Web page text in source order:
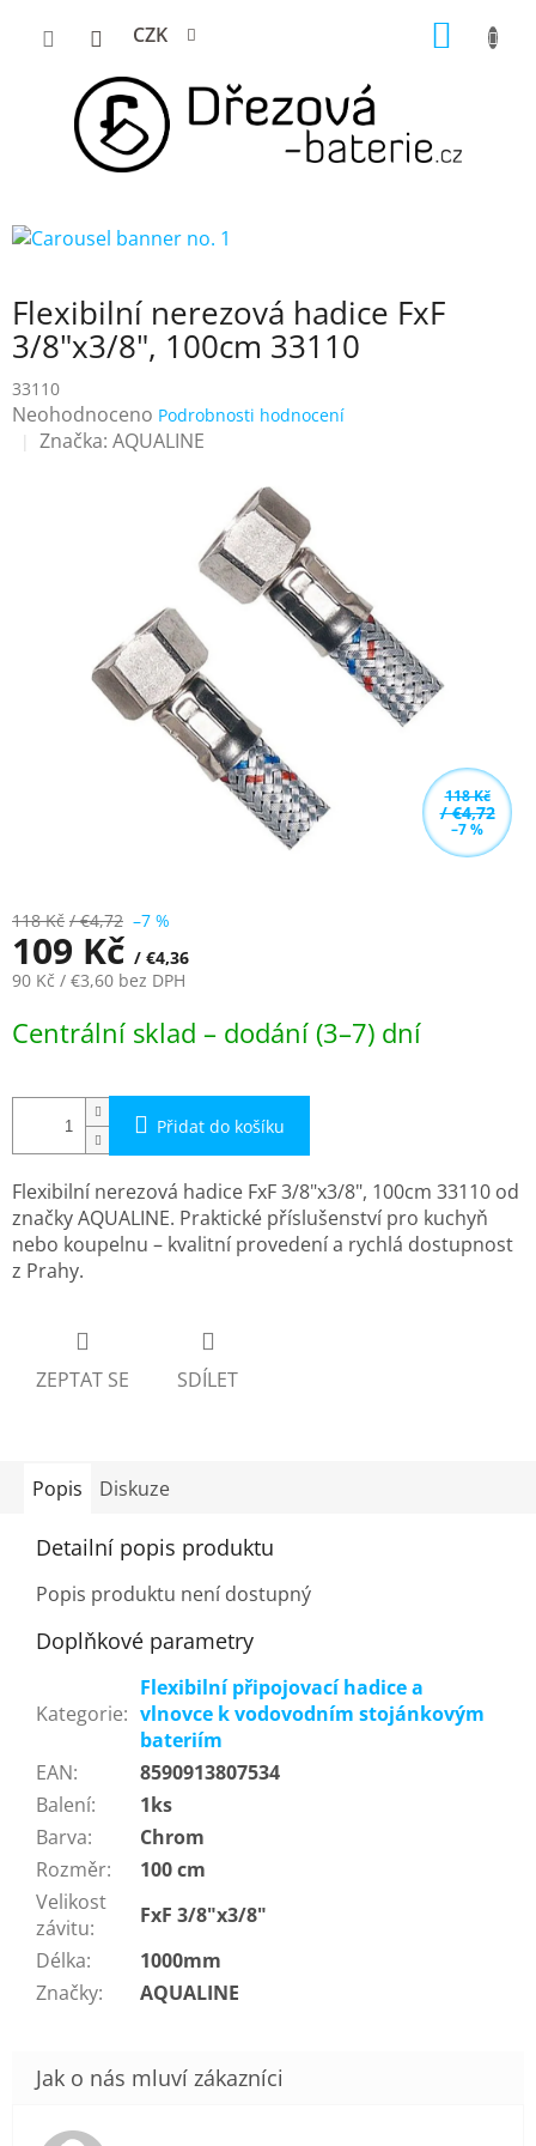
CZK
Flexibilní nerezová hadice FxF
3/8"x3/8", 100cm 33110
33110
Průměrné
hodnocení
Neohodnoceno Podrobnosti hodnocení
Značka: AQUALINE
118 Kč
/ €4,72
–7 %
118 Kč / €4,72 –7 %
109 Kč / €4,36
90 Kč / €3,60 bez DPH
cena:
Centrální sklad – dodání (3–7) dní
Přidat do košíku
Flexibilní nerezová hadice FxF 3/8"x3/8", 100cm 33110 od
značky AQUALINE. Praktické příslušenství pro kuchyň
nebo koupelnu – kvalitní provedení a rychlá dostupnost
z Prahy.
ZEPTAT SE SDÍLET
Popis Diskuze
Detailní popis produktu
Popis produktu není dostupný
Doplňkové parametry
Kategorie:
Flexibilní připojovací hadice a
vlnovce k vodovodním stojánkovým
bateriím
EAN:
8590913807534
Balení:
1ks
Barva:
Chrom
Rozměr:
100 cm
Velikost
závitu:
FxF 3/8"x3/8"
Délka:
1000mm
Značky: AQUALINE